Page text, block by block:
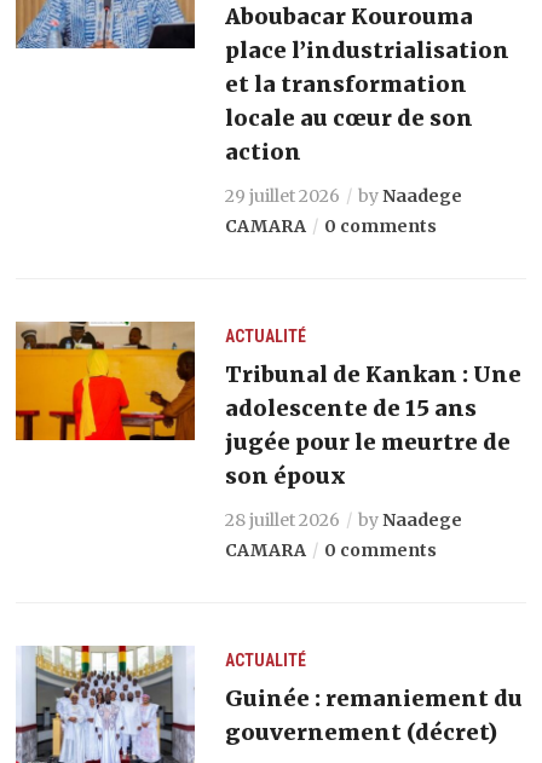
Aboubacar Kourouma
place l’industrialisation
et la transformation
locale au cœur de son
action
29 juillet 2026 byNaadege
CAMARA
0 comments
ACTUALITÉ
Tribunal de Kankan : Une
adolescente de 15 ans
jugée pour le meurtre de
son époux
28 juillet 2026 byNaadege
CAMARA
0 comments
ACTUALITÉ
Guinée : remaniement du
gouvernement (décret)